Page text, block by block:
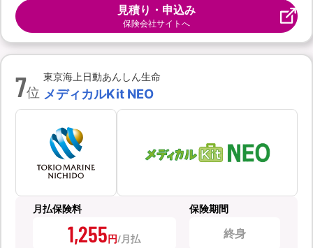
見積り・申込み
保険会社サイトへ
7位
東京海上日動あんしん生命
メディカルKit NEO
月払保険料
1,255円
保険期間
終身